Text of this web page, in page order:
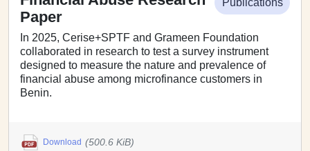
Publications
Paper
In 2025, Cerise+SPTF and Grameen Foundation
collaborated in research to test a survey instrument
designed to measure the nature and prevalence of
financial abuse among microfinance customers in
Benin.
Download (500.6 KiB)